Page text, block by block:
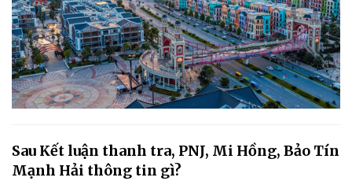
Sau Kết luận thanh tra, PNJ, Mi Hồng, Bảo Tín
Mạnh Hải thông tin gì?